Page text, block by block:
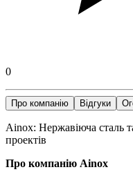
0
Про компанію Відгуки
Ainox: Нержавіюча сталь
проектів
Про компанію Ainox